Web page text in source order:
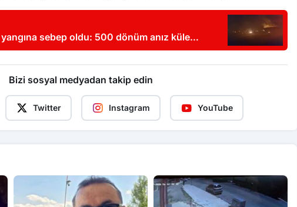
sebep oldu: 500 dönüm anız küle
Bizi sosyal medyadan takip edin
Twitter Instagram YouTube